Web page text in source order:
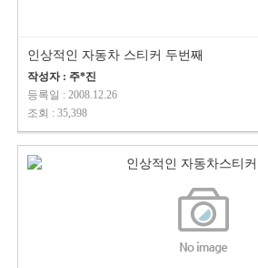
인상적인 자동차 스티커 두번째
작성자 : 주*진
등록일 : 2008.12.26
조회 : 35,398